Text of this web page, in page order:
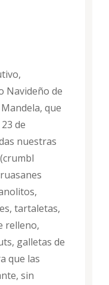
Navideño de
que
de
nuestras
tartaletas,
relleno,
galletas de
que las
sin